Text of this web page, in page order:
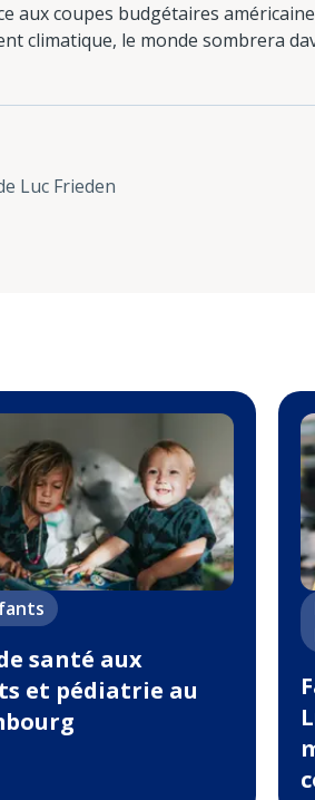
aux coupes budgétaires
climatique, le monde sombrera
Luc Frieden
santé aux
et pédiatrie au